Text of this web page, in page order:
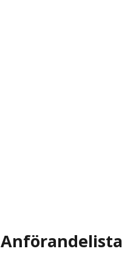
Anförandelista